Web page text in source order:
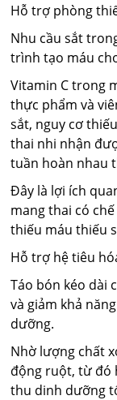
Hỗ trợ phòng
Nhu cầu sắt
trình tạo máu
Vitamin C trong
thực phẩm và
sắt, nguy cơ
thai nhi nhận
tuần hoàn nhau
Đây là lợi ích
mang thai có
thiếu máu thiếu
Hỗ trợ hệ tiêu
Táo bón kéo dài
và giảm khả
dưỡng.
Nhờ lượng chất
động ruột, từ đó
thu dinh dưỡng